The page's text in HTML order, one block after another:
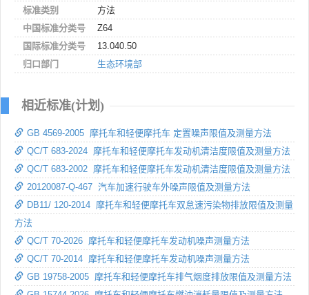
标准类别
方法
中国标准分类号
Z64
国际标准分类号
13.040.50
归口部门
生态环境部
相近标准(计划)
GB 4569-2005 摩托车和轻便摩托车 定置噪声限值及测量方法
QC/T 683-2024 摩托车和轻便摩托车发动机清洁度限值及测量方法
QC/T 683-2002 摩托车和轻便摩托车发动机清洁度限值及测量方法
20120087-Q-467 汽车加速行驶车外噪声限值及测量方法
DB11/ 120-2014 摩托车和轻便摩托车双怠速污染物排放限值及测量
方法
QC/T 70-2026 摩托车和轻便摩托车发动机噪声测量方法
QC/T 70-2014 摩托车和轻便摩托车发动机噪声测量方法
GB 19758-2005 摩托车和轻便摩托车排气烟度排放限值及测量方法